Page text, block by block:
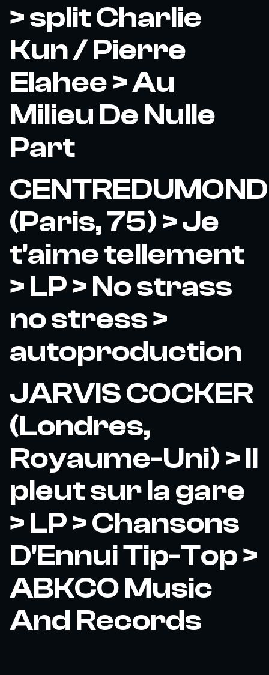
> split Charlie
Kun / Pierre
Elahee > Au
Milieu De Nulle
Part
(Paris, 75) > Je
t'aime tellement
> LP > No strass
no stress >
autoproduction
JARVIS COCKER
(Londres,
Royaume-Uni) > Il
pleut sur la gare
> LP > Chansons
D'Ennui Tip-Top >
ABKCO Music
And Records